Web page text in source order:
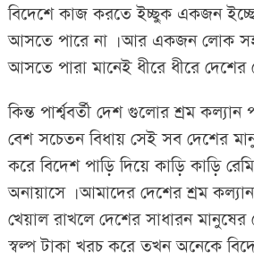
বিদেশে কাজ করতে ইচ্ছুক একজন
আসতে পারে না । আর একজন লোক
আসতে পারা মানেই ধীরে ধীরে দেশের
কিন্ত পার্শ্ববর্তী দেশ গুলোর শ্রম
বেশ সচেতন বিধায় সেই সব দেশের
করে বিদেশ পাড়ি দিয়ে কাড়ি কাড়ি
অনায়াসে । আমাদের দেশের শ্রম
খেয়াল রাখলে দেশের সাধারন
স্বল্প টাকা খরচ করে তখন অনেকে